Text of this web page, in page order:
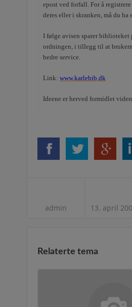
epost ved forfall. For å
deres eller i skranken, må du ha
I følge avisen sparer biblioteket
ordningen, i tillegg til at
bedre service.
Link: www.karlebib.dk
Ideene er herved formidlet
admin 13. april
Relaterte tema